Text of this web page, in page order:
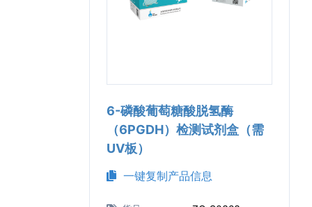
6-磷酸葡萄糖酸脱氢酶
（6PGDH）检测试剂盒（需
UV板）
一键复制产品信息